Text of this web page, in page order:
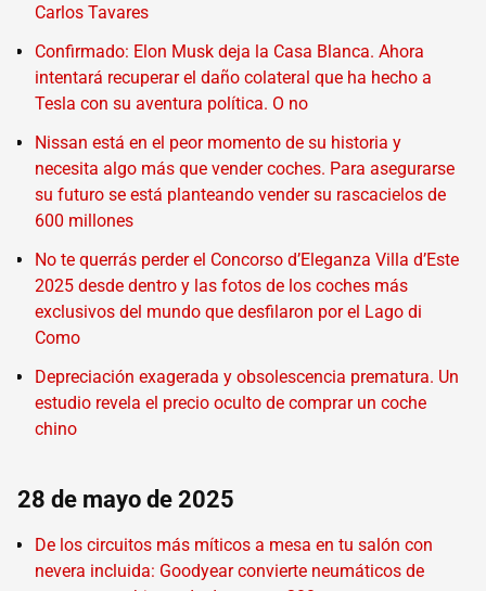
Carlos Tavares
Confirmado: Elon Musk deja la Casa Blanca. Ahora
intentará recuperar el daño colateral que ha hecho a
Tesla con su aventura política. O no
Nissan está en el peor momento de su historia y
necesita algo más que vender coches. Para asegurarse
su futuro se está planteando vender su rascacielos de
600 millones
No te querrás perder el Concorso d’Eleganza Villa d’Este
2025 desde dentro y las fotos de los coches más
exclusivos del mundo que desfilaron por el Lago di
Como
Depreciación exagerada y obsolescencia prematura. Un
estudio revela el precio oculto de comprar un coche
chino
28 de mayo de 2025
De los circuitos más míticos a mesa en tu salón con
nevera incluida: Goodyear convierte neumáticos de